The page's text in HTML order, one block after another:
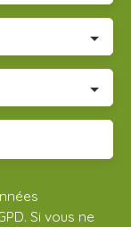
Si vous ne